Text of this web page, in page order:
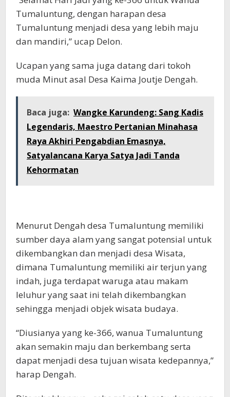
Tumaluntung, dengan harapan desa
Tumaluntung menjadi desa yang lebih maju
dan mandiri,” ucap Delon.
Ucapan yang sama juga datang dari tokoh
muda Minut asal Desa Kaima Joutje Dengah.
Baca juga: Wangke Karundeng: Sang Kadis
Legendaris, Maestro Pertanian Minahasa
Raya Akhiri Pengabdian Emasnya,
Satyalancana Karya Satya Jadi Tanda
Kehormatan
Menurut Dengah desa Tumaluntung memiliki
sumber daya alam yang sangat potensial untuk
dikembangkan dan menjadi desa Wisata,
dimana Tumaluntung memiliki air terjun yang
indah, juga terdapat waruga atau makam
leluhur yang saat ini telah dikembangkan
sehingga menjadi objek wisata budaya.
“Diusianya yang ke-366, wanua Tumaluntung
akan semakin maju dan berkembang serta
dapat menjadi desa tujuan wisata kedepannya,”
harap Dengah.